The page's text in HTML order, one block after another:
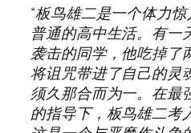
“板鸟雄二是一个体力
普通的高中生活。有一
袭击的同学，他吃掉了
将诅咒带进了自己的灵
须久那合而为一。在最
的指导下，板鸟雄二考